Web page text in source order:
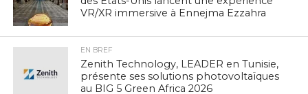
VR/XR immersive à Ennejma Ezzahra
EN BREF
Zenith Technology, LEADER en Tunisie,
présente ses solutions photovoltaïques
au BIG 5 Green Africa 2026